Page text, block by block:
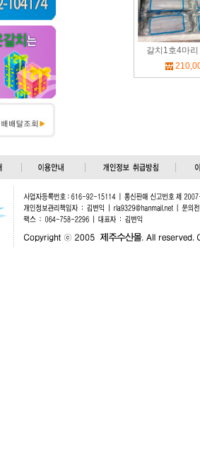
갈치1호4마